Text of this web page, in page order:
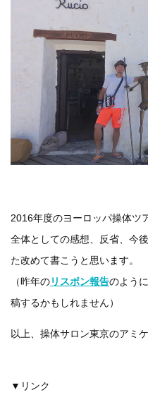
2016年度のヨーロッパ操体ツ
全体としての感想、反省、今
た改めて書こうと思います。
（昨年のリスボン報告のよう
稿するかもしれません）
以上、操体サロン東京のアミ
▼リンク